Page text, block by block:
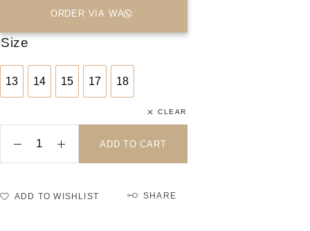
ORDER VIA WA
Size
13
13
14
14
15
15
17
17
18
18
CLEAR
ADD TO CART
ADD TO WISHLIST SHARE